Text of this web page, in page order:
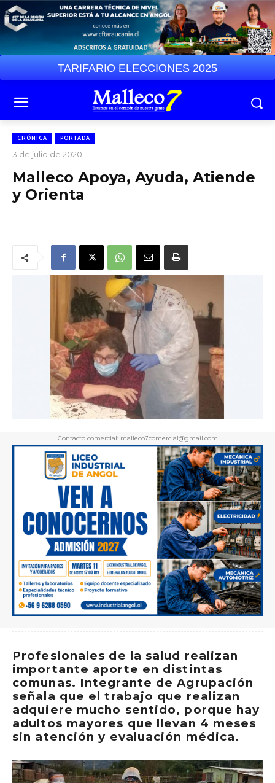
TARIFARIO ELECCIONES 2025
CRÓNICA PORTADA
3 de julio de 2020
Malleco Apoya, Ayuda, Atiende
y Orienta
Contacto comercial: malleco7comercial@gmail.com
Profesionales de la salud realizan
importante aporte en distintas
comunas. Integrante de Agrupación
señala que el trabajo que realizan
adquiere mucho sentido, porque hay
adultos mayores que llevan 4 meses
sin atención y evaluación médica.